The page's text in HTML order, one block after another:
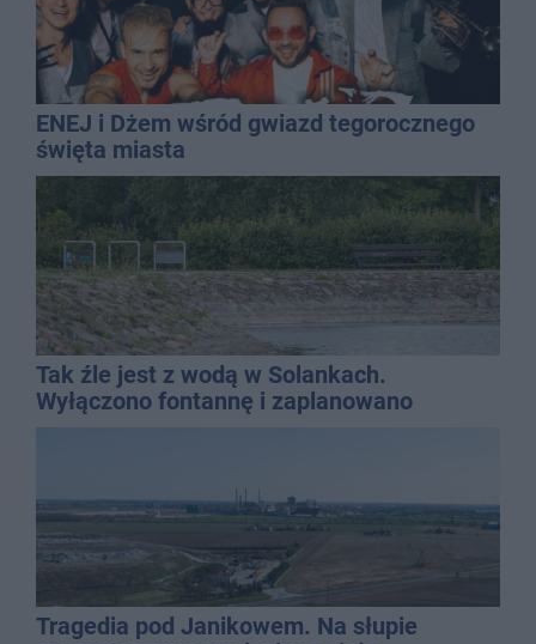
ENEJ i Dżem wśród gwiazd tegorocznego
święta miasta
Tak źle jest z wodą w Solankach.
Wyłączono fontannę i zaplanowano
Tragedia pod Janikowem. Na słupie